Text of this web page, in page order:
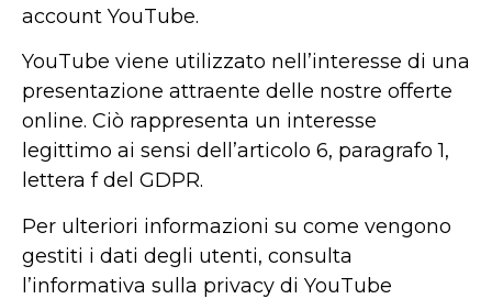
account YouTube.
YouTube viene utilizzato nell’interesse di una
presentazione attraente delle nostre offerte
online. Ciò rappresenta un interesse
legittimo ai sensi dell’articolo 6, paragrafo 1,
lettera f del GDPR.
Per ulteriori informazioni su come vengono
gestiti i dati degli utenti, consulta
l’informativa sulla privacy di YouTube